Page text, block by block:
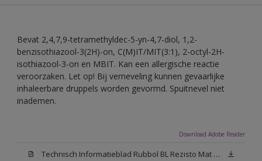
Bevat 2,4,7,9-tetramethyldec-5-yn-4,7-diol, 1,2-
benzisothiazool-3(2H)-on, C(M)IT/MIT(3:1), 2-octyl-2H-
isothiazool-3-on en MBIT. Kan een allergische reactie
veroorzaken. Let op! Bij verneveling kunnen gevaarlijke
inhaleerbare druppels worden gevormd. Spuitnevel niet
inademen.
Download Adobe Reader
Technisch Informatieblad Rubbol BL Rezisto Mat (PDF)